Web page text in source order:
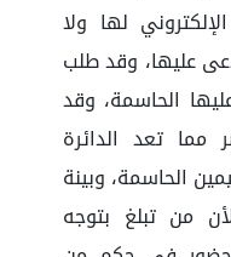
لها ولا
عليها، وقد طلب
الحاسمة، وقد
مما تعد الدائرة
الحاسمة، وبينة
من تبلغ بتوجه